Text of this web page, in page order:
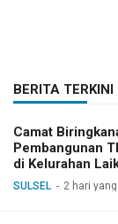
BERITA TERKINI
Camat
Pembangunan
di Kelurahan
SULSEL 2 hari